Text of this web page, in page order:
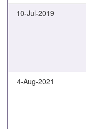
10-Jul-2019
4-Aug-2021